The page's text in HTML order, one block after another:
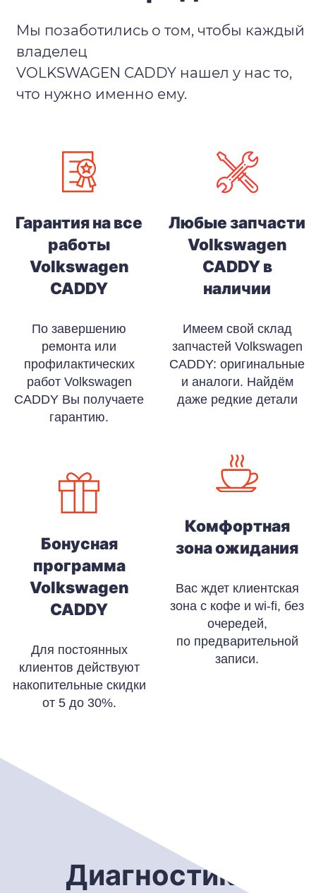
Мы позаботились о том, чтобы каждый
владелец
VOLKSWAGEN CADDY нашел у нас то,
что нужно именно ему.
Гарантия на все
работы
Volkswagen
CADDY
По завершению
ремонта или
профилактических
работ Volkswagen
CADDY Вы получаете
гарантию.
Бонусная
программа
Volkswagen
CADDY
Для постоянных
клиентов действуют
накопительные скидки
от 5 до 30%.
Любые запчасти
Volkswagen
CADDY в
наличии
Имеем свой склад
запчастей Volkswagen
CADDY: оригинальные
и аналоги. Найдём
даже редкие детали
Комфортная
зона ожидания
Вас ждет клиентская
зона с кофе и wi-fi, без
очередей,
по предварительной
записи.
Диагностика